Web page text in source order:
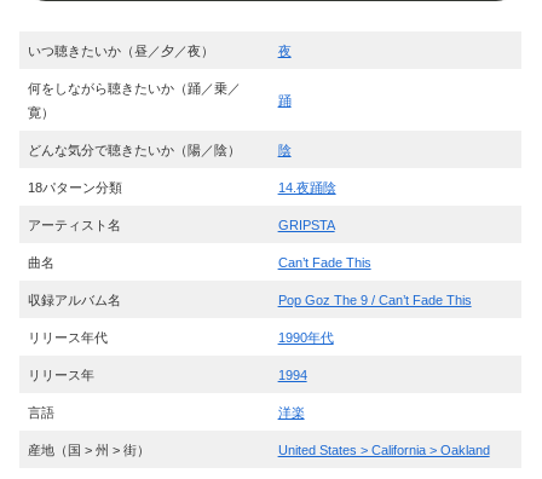
いつ聴きたいか（昼／夕／夜） 夜
何をしながら聴きたいか（踊／乗／
寛）
踊
どんな気分で聴きたいか（陽／陰） 陰
18パターン分類 14.夜踊陰
アーティスト名 GRIPSTA
曲名 Can’t Fade This
収録アルバム名 Pop Goz The 9 / Can’t Fade This
リリース年代 1990年代
リリース年 1994
言語 洋楽
産地（国 > 州 > 街） United States > California > Oakland